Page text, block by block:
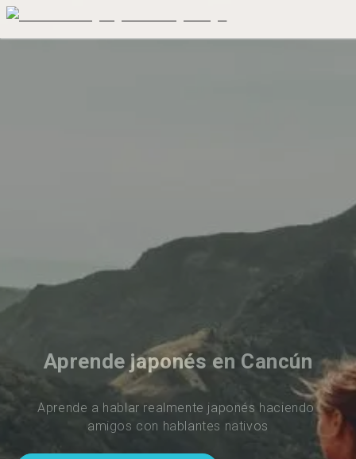
Aprende japonés en Cancún
Aprende a hablar realmente japonés haciendo
amigos con hablantes nativos